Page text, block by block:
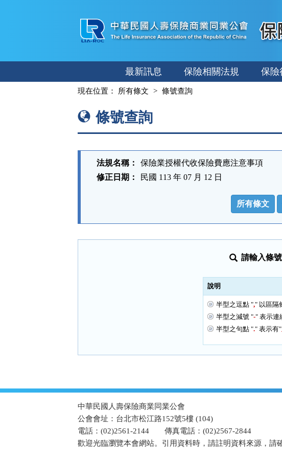
容
最新訊息 保險相關法規 保險
現在位置： 所有條文 條號查詢
條號查詢
法規名稱：
保險業授權代收保險費應注意事項
修正日期：
民國 113 年 07 月 12 日
能
所有條文
請輸入條號
說明
半型之逗點 "," 以區隔
半型之減號 "-" 表示連
半型之句點 "." 表示有"
中華民國人壽保險商業同業公會
公會會址：台北市松江路152號5樓 (104)
電話：(02)2561-2144
傳真電話：(02)2567-2844
歡迎光臨瀏覽本會網站。引用資料時，請註明資料來源，請